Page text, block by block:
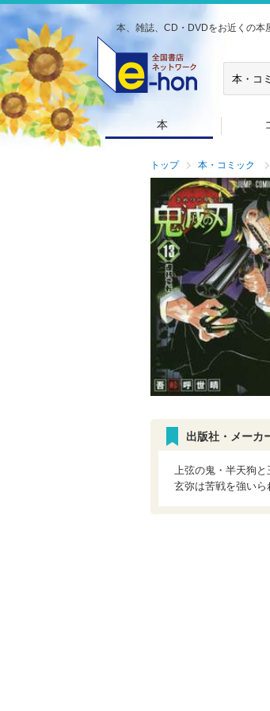
本、雑誌、CD・DVDをお近くの本
本
トップ 本・コミック
出版社・メーカ
上弦の鬼・半天狗
玄弥は苦戦を強い